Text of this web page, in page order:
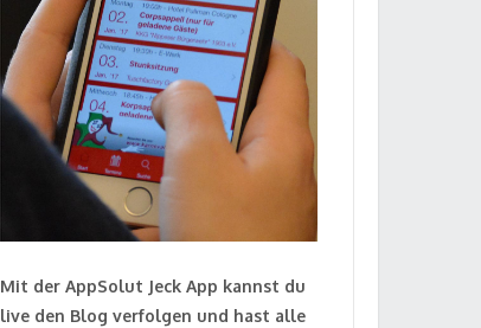
Mit der AppSolut Jeck App kannst du
live den Blog verfolgen und hast alle